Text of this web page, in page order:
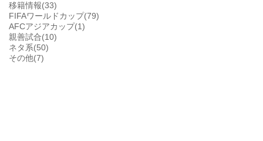
移籍情報(33)
FIFAワールドカップ(79)
AFCアジアカップ(1)
親善試合(10)
ネタ系(50)
その他(7)